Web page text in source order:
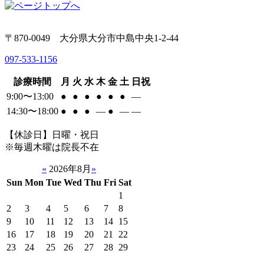
〒870-0049 大分県大分市中島中央1-2-44
097-533-1156
診療時間 月 火 水 木 金 土 日祝
9:00〜13:00
● ● ● ● ● ●
―
14:30〜18:00 ● ● ● ― ● ― ―
【休診日】日曜・祝日
※毎週木曜は院長不在
« 2026年8月 »
Sun Mon Tue Wed Thu Fri Sat
1
2
3 4 5 6 7
8
9
10 11 12 13 14 15
16
17 18 19 20 21
22
23
24 25 26 27 28 29